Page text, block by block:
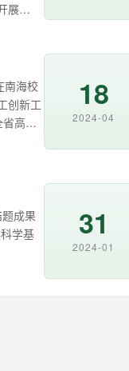
展
南海校
创新工
高职
18
2024-04
成果
学基
31
2024-01